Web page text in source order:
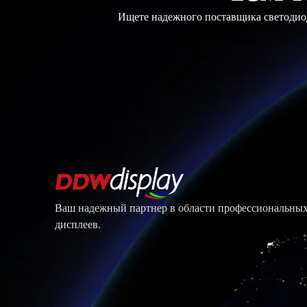
Ищете надежного поставщика
Ваш надежный партнер в области
дисплеев.